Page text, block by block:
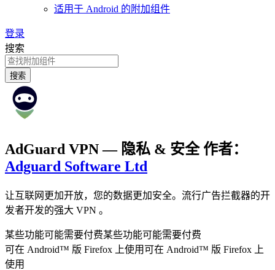
适用于 Android 的附加组件
登录
搜索
搜索
AdGuard VPN — 隐私 & 安全 作者：
Adguard Software Ltd
让互联网更加开放，您的数据更加安全。流行广告拦截器的开
发者开发的强大 VPN 。
某些功能可能需要付费某些功能可能需要付费
可在 Android™ 版 Firefox 上使用可在 Android™ 版 Firefox 上
使用